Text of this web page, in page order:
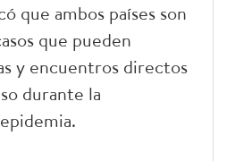
que ambos países son
que pueden
y encuentros directos
durante la